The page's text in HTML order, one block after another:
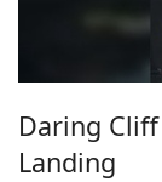
Daring
Landing